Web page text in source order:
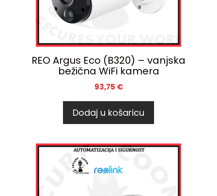
REO Argus Eco (B320) – vanjska
bežična WiFi kamera
93,75 €
Dodaj u košaricu